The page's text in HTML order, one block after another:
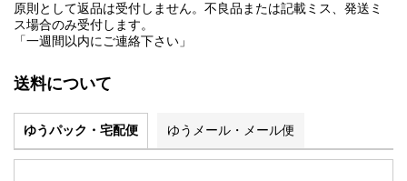
原則として返品は受付しません。不良品または記載ミス、発送ミ
ス場合のみ受付します。
「一週間以内にご連絡下さい」
送料について
ゆうパック・宅配便 ゆうメール・メール便